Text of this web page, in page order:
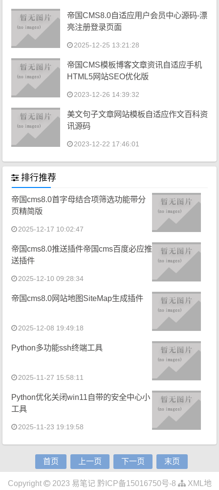
帝国CMS8.0自适应用户会员中心源码-漂
亮注册登录页面
2025-12-25 13:21:28
帝国CMS模板博客文章资讯自适应手机
HTML5网站SEO优化版
2023-12-26 14:39:32
美文句子文章网站模板自适应作文百科资
讯源码
2023-12-22 17:46:01
排行推荐
帝国cms8.0首字母结合项筛选功能带分
页精简版
2025-12-17 10:02:47
帝国cms8.0推送插件帝国cms百度必应推
送插件
2025-12-10 09:28:34
帝国cms8.0网站地图SiteMap生成插件
2025-12-08 19:49:18
Python多功能ssh终端工具
2025-11-27 15:58:11
Python优化关闭win11自带的安全中心小
工具
2025-11-23 19:19:58
首页 上一页 下一页 末页
Copyright 2023 易笔记 黔ICP备15016750号-8 XML地